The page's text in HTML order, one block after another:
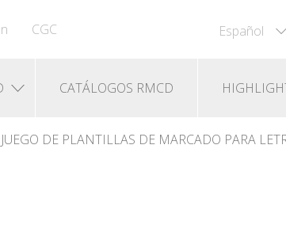
Español
CGC
CATÁLOGOS RMCD
JUEGO DE PLANTILLAS DE MARCADO PARA